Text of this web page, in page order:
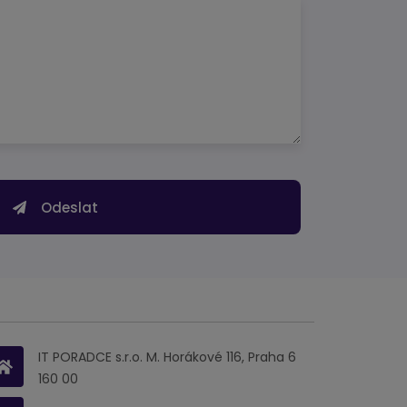
Odeslat
IT PORADCE s.r.o. M. Horákové 116, Praha 6
160 00